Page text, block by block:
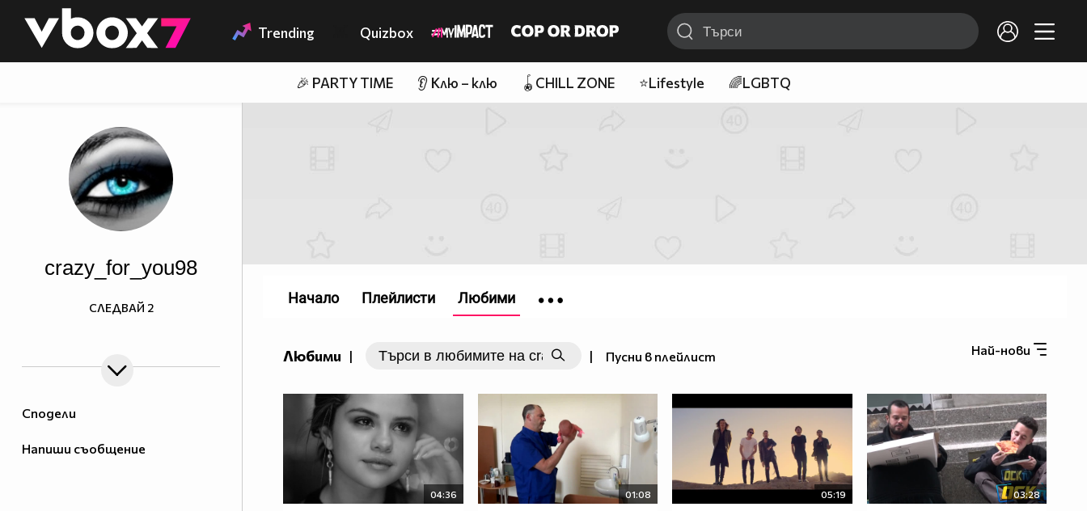
👾 Trending Quizbox
🎉 PARTY TIME 👂 Клю – клю 🪀CHILL ZONE ⭐Lifestyle 🌈LGBTQ
Сподели
Напиши съобщение
crazy_for_you98
СЛЕДВАЙ 2
Любими | | Пусни в плейлист Най-нови
04:36 01:08 05:19 03:28
Начало Плейлисти Любими